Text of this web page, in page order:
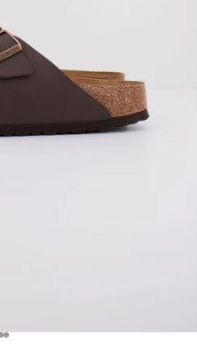
artículo 1
al artículo 2
al artículo 3
Ir al artículo 4